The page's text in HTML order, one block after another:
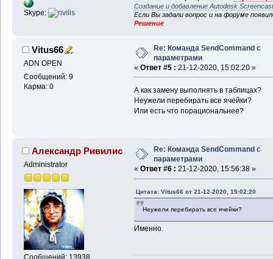
Skype:
Создание и добавление Autodesk
Если Вы задали вопрос и на форуме
Решение
Vitus66
ADN OPEN
Сообщений: 9
Карма: 0
Re: Команда SendCommand с
параметрами
« Ответ #5 : 21-12-2020, 15:02:20 »
А как замену выполнять в таблицах?
Неужели перебирать все ячейки?
Или есть что порациональнее?
Александр Ривилис
Administrator
Сообщений: 13938
Re: Команда SendCommand с
параметрами
« Ответ #6 : 21-12-2020, 15:56:38 »
Цитата: Vitus66 от 21-12-2020, 15:02:20
Неужели перебирать все ячейки?
Именно.